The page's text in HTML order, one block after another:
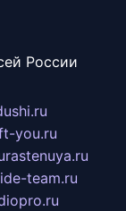
России
you.ru
rastenuya.ru
team.ru